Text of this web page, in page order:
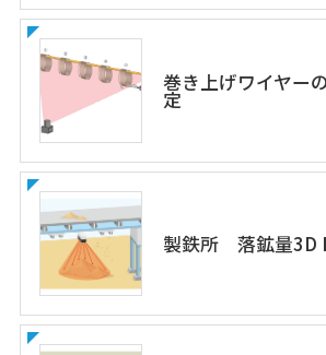
巻き上げワイヤー
定
製鉄所 落鉱量3D